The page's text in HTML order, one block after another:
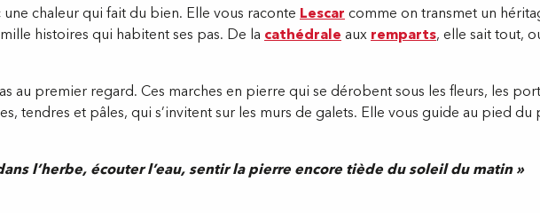
chaleur qui fait du bien. Elle vous raconte Lescar comme on transmet un
histoires qui habitent ses pas. De la cathédrale aux remparts, elle sait tout,
au premier regard. Ces marches en pierre qui se dérobent sous les fleurs, les
tendres et pâles, qui s’invitent sur les murs de galets. Elle vous guide au pied
l’herbe, écouter l’eau, sentir la pierre encore tiède du soleil du matin »